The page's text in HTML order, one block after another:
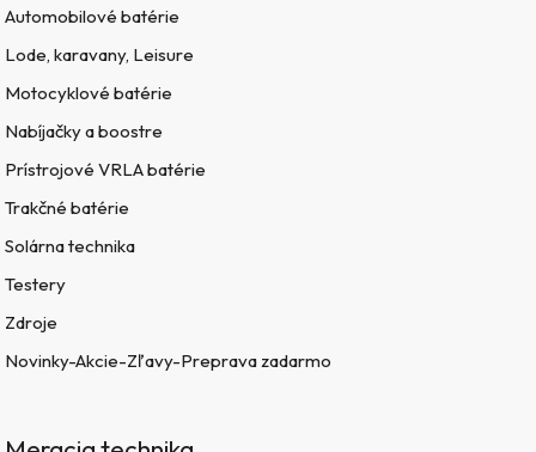
Automobilové batérie
Lode, karavany, Leisure
Motocyklové batérie
Nabíjačky a boostre
Prístrojové VRLA batérie
Trakčné batérie
Solárna technika
Testery
Zdroje
Novinky-Akcie-Zľavy-Preprava zadarmo